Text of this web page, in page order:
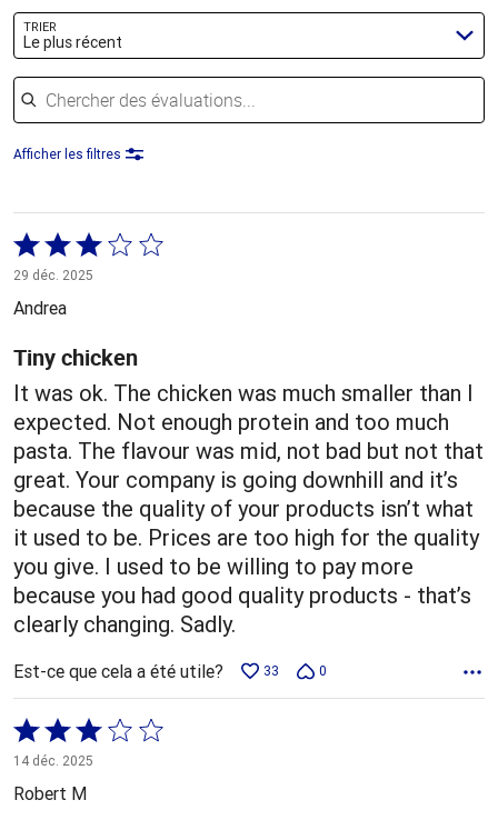
TRIER
Le plus récent
Chercher des évaluations
Afficher les filtres
Coté
3 sur
5
29 déc. 2025
Andrea
Tiny chicken
It was ok. The chicken was much smaller than I
expected. Not enough protein and too much
pasta. The flavour was mid, not bad but not that
great. Your company is going downhill and it’s
because the quality of your products isn’t what
it used to be. Prices are too high for the quality
you give. I used to be willing to pay more
because you had good quality products - that’s
clearly changing. Sadly.
Est-ce que cela a été utile? 33 0
Coté
3 sur
5
14 déc. 2025
Robert M